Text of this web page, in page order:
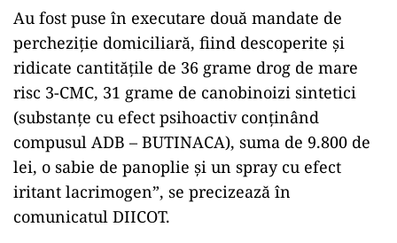
Au fost puse în executare două mandate de
percheziție domiciliară, fiind descoperite și
ridicate cantitățile de 36 grame drog de mare
risc 3-CMC, 31 grame de canobinoizi sintetici
(substanțe cu efect psihoactiv conţinând
compusul ADB – BUTINACA), suma de 9.800 de
lei, o sabie de panoplie și un spray cu efect
iritant lacrimogen”, se precizează în
comunicatul DIICOT.